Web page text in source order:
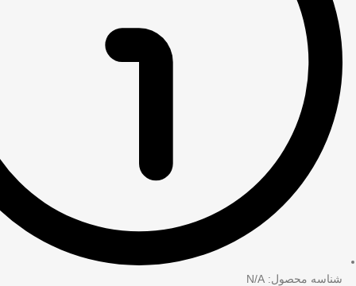
شناسه محصول: N/A